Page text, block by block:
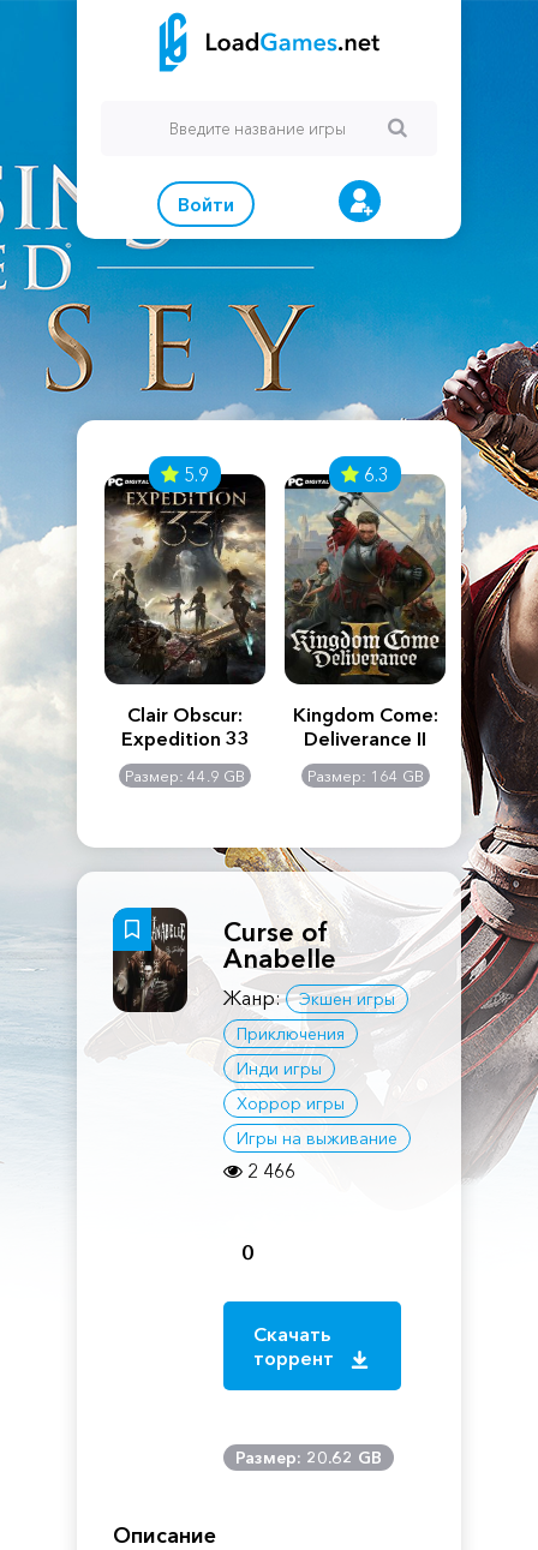
Войти
Creed
5.9
Clair Obscur:
Expedition 33
Размер: 44.9 GB
6.3
Kingdom Come:
Deliverance II
Размер: 164 GB
The
Curse of
Anabelle
Жанр:
Экшен игры
Приключения
Инди игры
Хоррор игры
Игры на выживание
2 466
0
Скачать
торрент
Размер: 20.62 GB
Описание